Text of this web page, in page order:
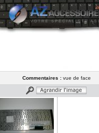
Commentaires :vue de face